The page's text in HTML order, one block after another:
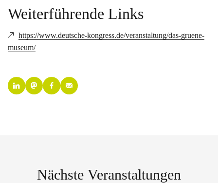
Weiterführende Links
https://www.deutsche-kongress.de/veranstaltung/das-gruene-
museum/
Nächste Veranstaltungen